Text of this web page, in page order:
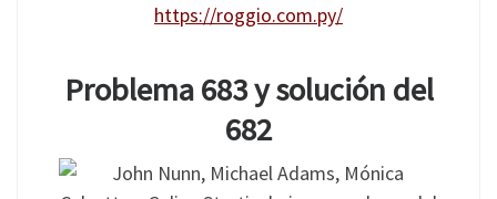
https://roggio.com.py/
Problema 683 y solución del
682